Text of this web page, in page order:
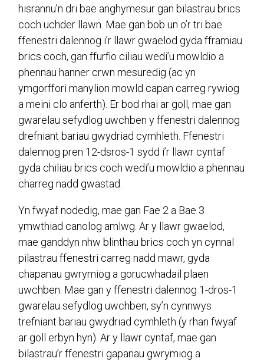
hisrannu’n dri bae anghymesur gan bilastrau brics
coch uchder llawn. Mae gan bob un o’r tri bae
ffenestri dalennog i’r llawr gwaelod gyda fframiau
brics coch, gan ffurfio ciliau wedi’u mowldio a
phennau hanner crwn mesuredig (ac yn
ymgorffori manylion mowld capan carreg rywiog
a meini clo anferth). Er bod rhai ar goll, mae gan
gwarelau sefydlog uwchben y ffenestri dalennog
drefniant bariau gwydriad cymhleth. Ffenestri
dalennog pren 12-dsros-1 sydd i’r llawr cyntaf
gyda chiliau brics coch wedi’u mowldio a phennau
charreg nadd gwastad.
Yn fwyaf nodedig, mae gan Fae 2 a Bae 3
ymwthiad canolog amlwg. Ar y llawr gwaelod,
mae ganddyn nhw blinthau brics coch yn cynnal
pilastrau ffenestri carreg nadd mawr, gyda
chapanau gwrymiog a gorucwhadail plaen
uwchben. Mae gan y ffenestri dalennog 1-dros-1
gwarelau sefydlog uwchben, sy’n cynnwys
trefniant bariau gwydriad cymhleth (y rhan fwyaf
ar goll erbyn hyn). Ar y llawr cyntaf, mae gan
bilastrau’r ffenestri gapanau gwrymiog a